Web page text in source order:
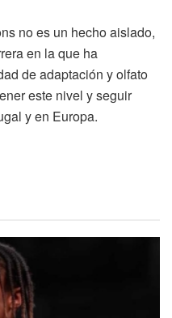
no es un hecho aislado,
en la que ha
de adaptación y olfato
este nivel y seguir
y en Europa.